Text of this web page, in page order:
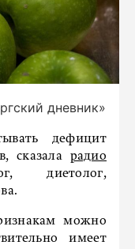
дневник»
дефицит
сказала радио
диетолог,
можно
имеет